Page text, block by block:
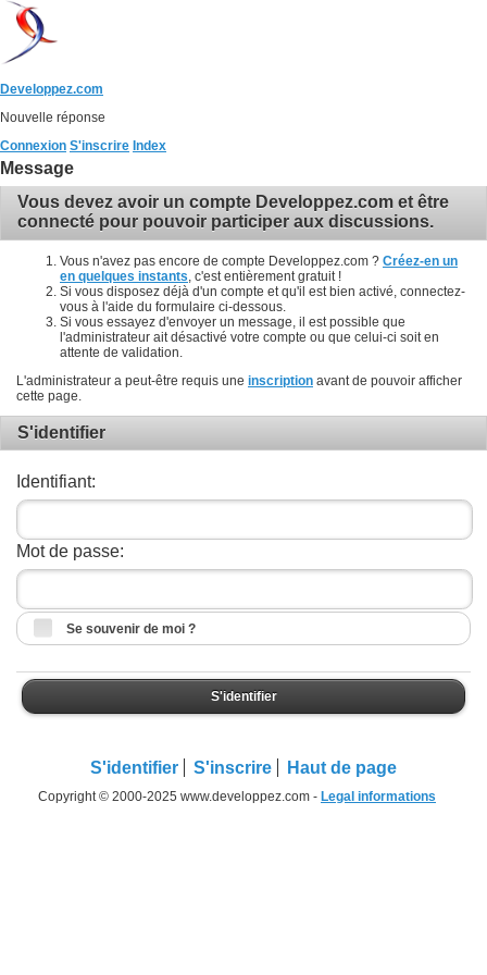
Developpez.com
Nouvelle réponse
Connexion S'inscrire Index
Message
Vous devez avoir un compte Developpez.com et être
connecté pour pouvoir participer aux discussions.
Vous n'avez pas encore de compte Developpez.com ? Créez-en un
en quelques instants , c'est entièrement gratuit !
Si vous disposez déjà d'un compte et qu'il est bien activé, connectez-
vous à l'aide du formulaire ci-dessous.
Si vous essayez d'envoyer un message, il est possible que
l'administrateur ait désactivé votre compte ou que celui-ci soit en
attente de validation.
L'administrateur a peut-être requis une inscription avant de pouvoir afficher
cette page.
S'identifier
Identifiant:
Mot de passe:
Se souvenir de moi ?
S'identifier
S'identifier S'inscrire Haut de page
Copyright © 2000-2025 www.developpez.com - Legal informations